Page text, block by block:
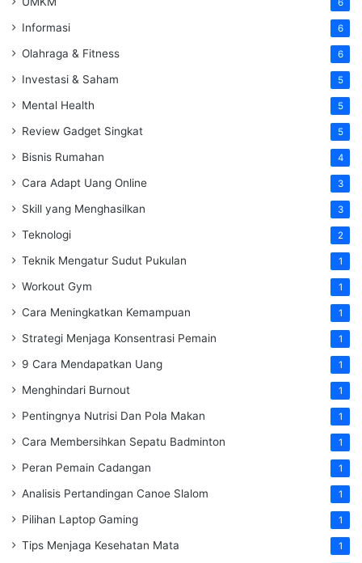
Informasi 6
Olahraga & Fitness 6
Investasi & Saham 5
Mental Health 5
Review Gadget Singkat 5
Bisnis Rumahan 4
Cara Adapt Uang Online 3
Skill yang Menghasilkan 3
Teknologi 2
Teknik Mengatur Sudut Pukulan 1
Workout Gym 1
Cara Meningkatkan Kemampuan 1
Strategi Menjaga Konsentrasi Pemain 1
9 Cara Mendapatkan Uang 1
Menghindari Burnout 1
Pentingnya Nutrisi Dan Pola Makan 1
Cara Membersihkan Sepatu Badminton 1
Peran Pemain Cadangan 1
Analisis Pertandingan Canoe Slalom 1
Pilihan Laptop Gaming 1
Tips Menjaga Kesehatan Mata 1